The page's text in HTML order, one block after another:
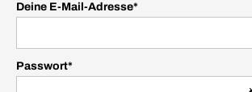
Deine E-Mail-Adresse*
Passwort*